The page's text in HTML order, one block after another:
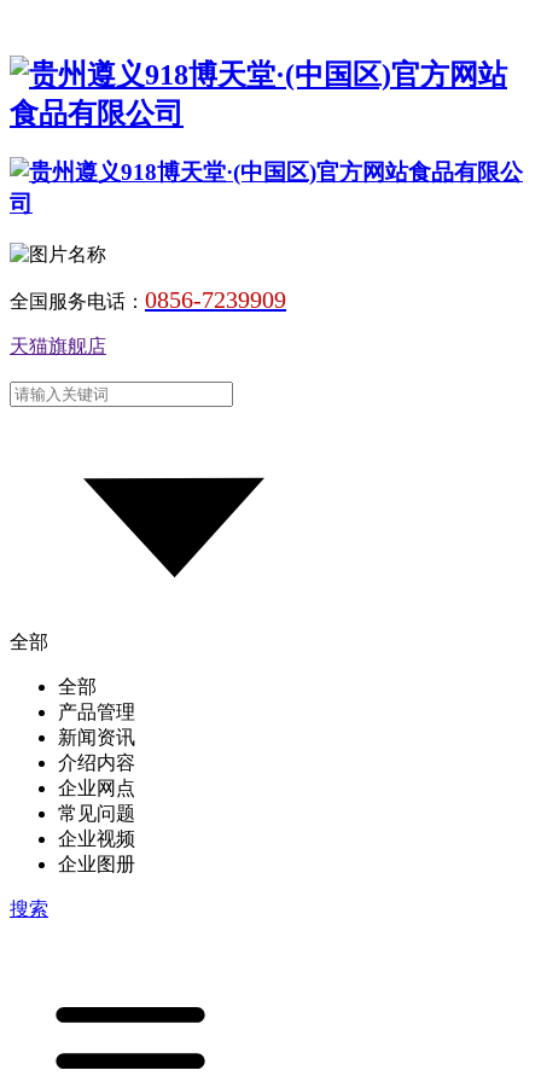
全国服务电话： 0856-7239909
天猫旗舰店
全部
全部
产品管理
新闻资讯
介绍内容
企业网点
常见问题
企业视频
企业图册
搜索